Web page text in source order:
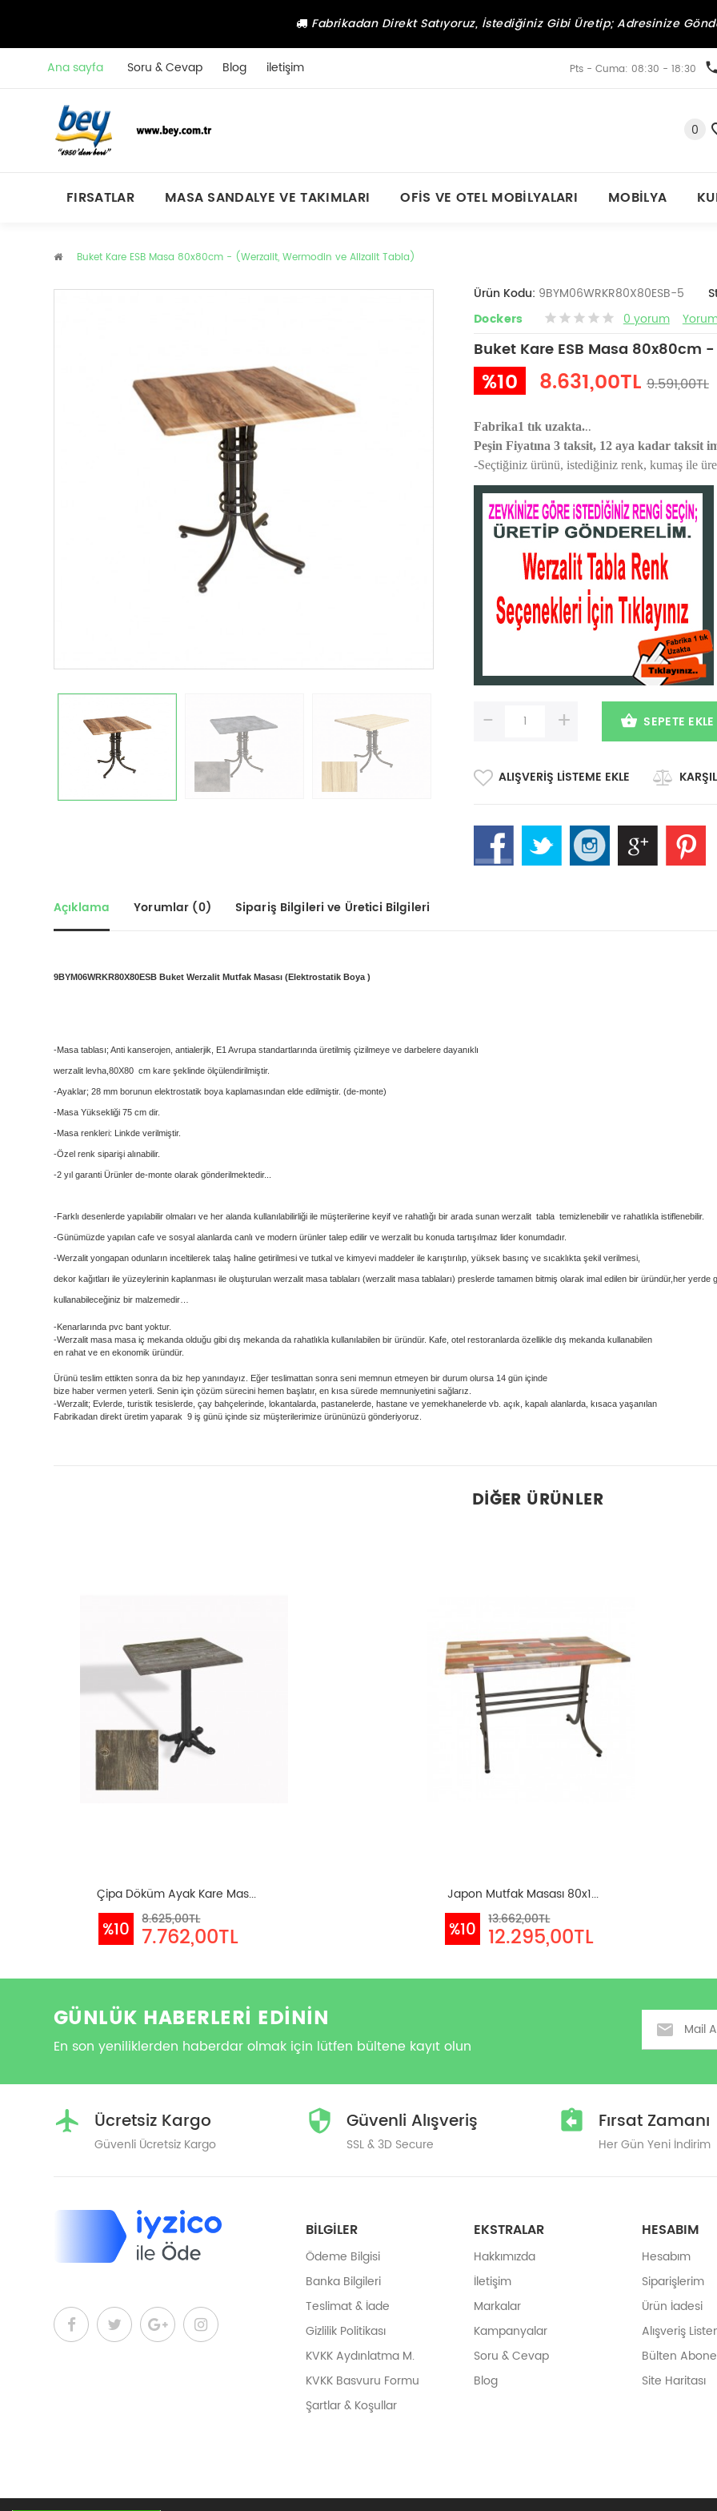
Fabrikadan Direkt Satıyoruz, İstediğiniz Gibi Üretip; Adresinize
Ana sayfa Soru & Cevap Blog iletişim Pts - Cuma: 08:30 - 18:30
0
FIRSATLAR MASA SANDALYE VE TAKIMLARI OFIS VE OTEL MOBILYALARI MOBILYA
Buket Kare ESB Masa 80x80cm - (Werzalit, Wermodin ve Allzalit Tabla)
Ürün Kodu: 9BYM06WRKR80X80ESB-5
Dockers
0 yorum
Buket Kare ESB Masa
%10 8.631,00TL 9.591,00TL
Fabrika1 tık uzakta...
Peşin Fiyatına 3 taksit, 12 aya kadar taksit
-Seçtiğiniz ürünü, istediğiniz renk, kumaş ile
- + SEPETE EKLE
ALIŞVERIŞ LISTEME EKLE
Açıklama Yorumlar (0) Sipariş Bilgileri ve Üretici Bilgileri
9BYM06WRKR80X80ESB Buket Werzalit Mutfak Masası (Elektrostatik Boya )
-Masa tablası; Anti kanserojen, antialerjik, E1 Avrupa standartlarında üretilmiş çizilmeye ve darbelere dayanıklı
werzalit levha,80X80 cm kare şeklinde ölçülendirilmiştir.
-Ayaklar; 28 mm borunun elektrostatik boya kaplamasından elde edilmiştir. (de-monte)
-Masa Yüksekliği 75 cm dir.
-Masa renkleri: Linkde verilmiştir.
-Özel renk siparişi alınabilir.
-2 yıl garanti Ürünler de-monte olarak gönderilmektedir...
-Farklı desenlerde yapılabilir olmaları ve her alanda kullanılabilirliği ile müşterilerine keyif ve rahatlığı bir arada sunan werzalit tabla temizlenebilir ve rahatlıkla istiflenebilir.
-Günümüzde yapılan cafe ve sosyal alanlarda canlı ve modern ürünler talep edilir ve werzalit bu konuda tartışılmaz lider konumdadır.
-Werzalit yongapan odunların inceltilerek talaş haline getirilmesi ve tutkal ve kimyevi maddeler ile karıştırılıp, yüksek basınç ve sıcaklıkta şekil verilmesi,
dekor kağıtları ile yüzeylerinin kaplanması ile oluşturulan werzalit masa tablaları (werzalit masa tablaları) preslerde tamamen bitmiş olarak imal edilen bir üründür,her yerde
kullanabileceğiniz bir malzemedir…
-Kenarlarında pvc bant yoktur.
-Werzalit masa masa iç mekanda olduğu gibi dış mekanda da rahatlıkla kullanılabilen bir üründür. Kafe, otel restoranlarda özellikle dış mekanda kullanabilen
en rahat ve en ekonomik üründür.
Ürünü teslim ettikten sonra da biz hep yanındayız. Eğer teslimattan sonra seni memnun etmeyen bir durum olursa 14 gün içinde
bize haber vermen yeterli. Senin için çözüm sürecini hemen başlatır, en kısa sürede memnuniyetini sağlarız.
-Werzalit; Evlerde, turistik tesislerde, çay bahçelerinde, lokantalarda, pastanelerde, hastane ve yemekhanelerde vb. açık, kapalı alanlarda, kısaca yaşanılan
Fabrikadan direkt üretim yaparak 9 iş günü içinde siz müşterilerimize ürününüzü gönderiyoruz.
DIĞER ÜRÜNLER
Çipa Döküm Ayak Kare Mas...
%10 8.625,00TL
7.762,00TL
Japon Mutfak Masası 80x1...
%10 13.662,00TL
12.295,00TL
GÜNLÜK HABERLERİ EDİNİN
En son yeniliklerden haberdar olmak için lütfen bültene kayıt olun
Ücretsiz Kargo
Güvenli Ücretsiz Kargo
Güvenli Alışveriş
SSL & 3D Secure
Fırsat Zamanı
Her Gün Yeni İndirim
BILGILER
Ödeme Bilgisi
Banka Bilgileri
Teslimat & İade
Gizlilik Politikası
KVKK Aydınlatma M.
KVKK Basvuru Formu
Şartlar & Koşullar
EKSTRALAR
Hakkımızda
İletişim
Markalar
Kampanyalar
Soru & Cevap
Blog
HESABIM
Hesabım
Siparişlerim
Ürün İadesi
Alışveriş
Bülten
Site Haritası